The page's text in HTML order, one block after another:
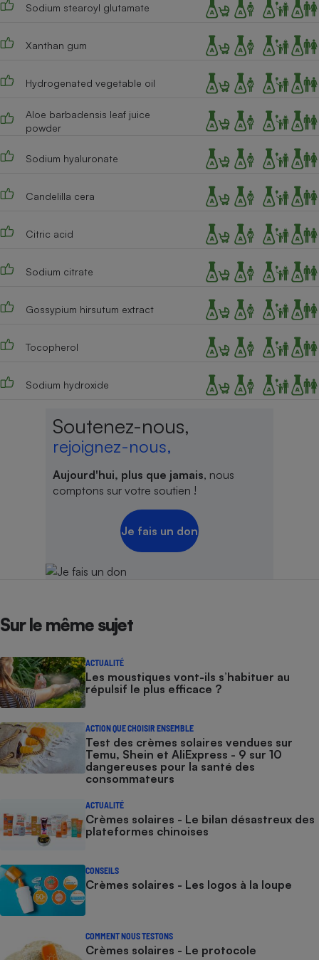
Sodium stearoyl glutamate
Xanthan gum
Hydrogenated vegetable oil
Aloe barbadensis leaf juice
powder
Sodium hyaluronate
Candelilla cera
Citric acid
Sodium citrate
Gossypium hirsutum extract
Tocopherol
Sodium hydroxide
Soutenez-nous,
rejoignez-nous,
Aujourd'hui, plus que jamais, nous
comptons sur votre soutien !
Je fais un don
Sur le même sujet
ACTUALITÉ
Les moustiques vont-ils s’habituer au
répulsif le plus efficace ?
ACTION QUE CHOISIR ENSEMBLE
Test des crèmes solaires vendues sur
Temu, Shein et AliExpress - 9 sur 10
dangereuses pour la santé des
consommateurs
ACTUALITÉ
Crèmes solaires - Le bilan désastreux des
plateformes chinoises
CONSEILS
Crèmes solaires - Les logos à la loupe
COMMENT NOUS TESTONS
Crèmes solaires - Le protocole